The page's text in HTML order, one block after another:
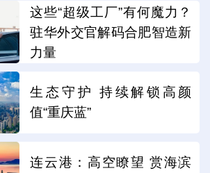
这些“超级工厂”有何魔力？
驻华外交官解码合肥智造新
力量
生态守护 持续解锁高颜
值“重庆蓝”
连云港：高空瞭望 赏海滨